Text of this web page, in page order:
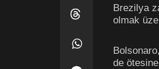
Brezilya
olmak
de